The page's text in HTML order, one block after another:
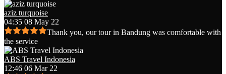
aziz turquoise
04:35 08 May 22
Thank you, our tour in Bandung was comfortable with
the service
ABS Travel Indonesia
12:46 06 Mar 22